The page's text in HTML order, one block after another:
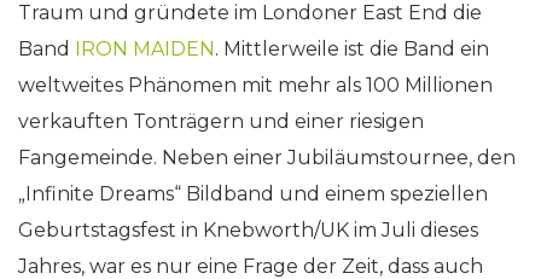
Traum und gründete im Londoner East End die
Band IRON MAIDEN. Mittlerweile ist die Band ein
weltweites Phänomen mit mehr als 100 Millionen
verkauften Tonträgern und einer riesigen
Fangemeinde. Neben einer Jubiläumstournee, den
„Infinite Dreams“ Bildband und einem speziellen
Geburtstagsfest in Knebworth/UK im Juli dieses
Jahres, war es nur eine Frage der Zeit, dass auch